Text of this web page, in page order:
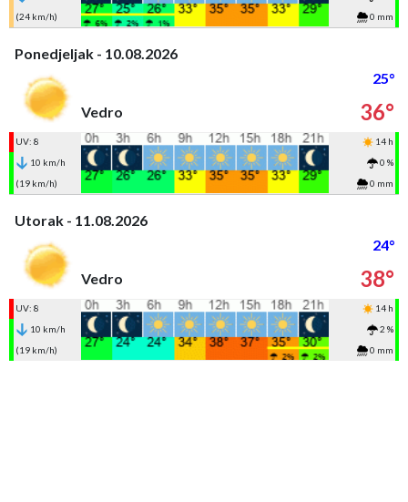
(24 km/h)
0 mm
Ponedjeljak - 10.08.2026
25°
Vedro
36°
UV: 8
14 h
10 km/h
0 %
(19 km/h)
0 mm
Utorak - 11.08.2026
24°
Vedro
38°
UV: 8
14 h
10 km/h
2 %
(19 km/h)
0 mm